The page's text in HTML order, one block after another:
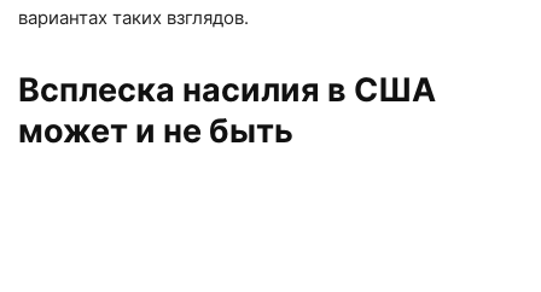
вариантах таких взглядов.
Всплеска насилия в США
может и не быть